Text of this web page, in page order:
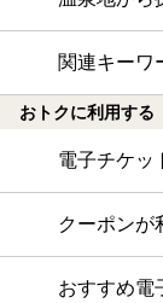
関連キーワ
おトクに利用する
電子チケッ
クーポンが
おすすめ電